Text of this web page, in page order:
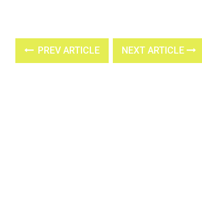
PREV ARTICLE NEXT ARTICLE